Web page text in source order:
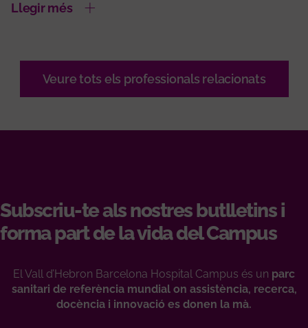
Llegir més
Veure tots els professionals relacionats
Subscriu-te als nostres butlletins i
forma part de la vida del Campus
El Vall d’Hebron Barcelona Hospital Campus és un parc
sanitari de referència mundial on assistència, recerca,
docència i innovació es donen la mà.